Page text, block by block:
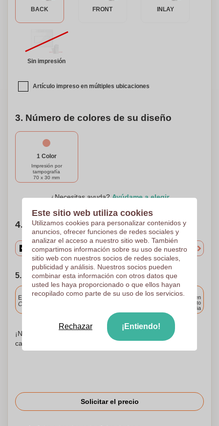
BACK FRONT INLAY
Sin impresión
Artículo impreso en múltiples ubicaciones
3. Número de colores de su diseño
1 Color
Impresión por
tampografía
70 x 30 mm
¿Necesitas ayuda?Ayúdame a elegir
4. Elige tu cantidad
5. Elija su fecha de envío
Incluido
Entrega estándar
Cargue y apruebe sus archivos antes de las 9.30 a.m.
Entrega en
cualquier punto
de España
¡No te preocupes! Simplemente suba sus archivos a la
canasta de compras
Solicitar el precio
Este sitio web utiliza cookies
Utilizamos cookies para personalizar contenidos y
anuncios, ofrecer funciones de redes sociales y
analizar el acceso a nuestro sitio web. También
compartimos información sobre su uso de nuestro
sitio web con nuestros socios de redes sociales,
publicidad y análisis. Nuestros socios pueden
combinar esta información con otros datos que
usted les haya proporcionado o que ellos hayan
recopilado como parte de su uso de los servicios.
Rechazar ¡Entiendo!